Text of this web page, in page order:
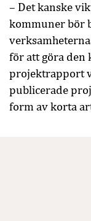
– Det kanske
kommuner bör
för att göra den
projektrapport
publicerade
form av korta